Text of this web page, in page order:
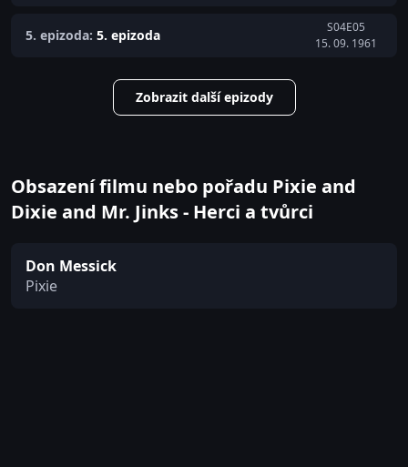
5. epizoda: 5. epizoda
S04E05
15. 09. 1961
Zobrazit další epizody
Obsazení filmu nebo pořadu Pixie and
Dixie and Mr. Jinks - Herci a tvůrci
Don Messick
Pixie